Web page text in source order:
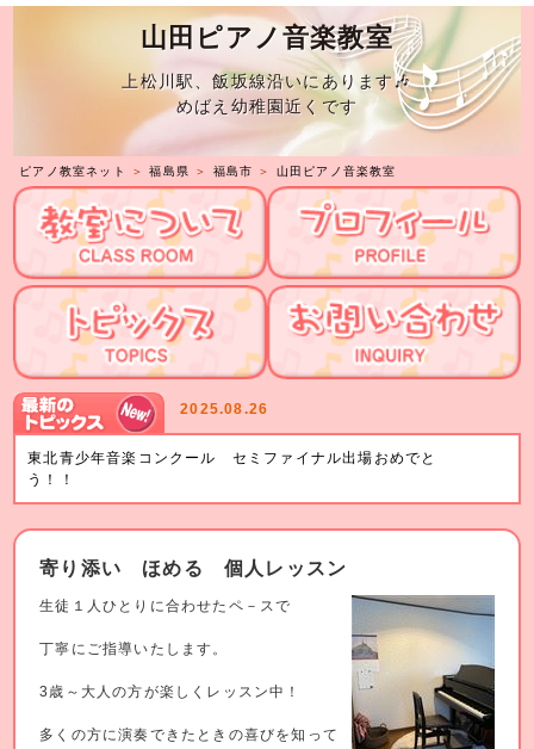
山田ピアノ音楽教室
上松川駅、飯坂線沿いにあります🎶
めばえ幼稚園近くです
ピアノ教室ネット ＞福島県 ＞ 福島市 ＞ 山田ピアノ音楽教室
2025.08.26
東北青少年音楽コンクール セミファイナル出場おめでと
う！！
寄り添い ほめる 個人レッスン
生徒１人ひとりに合わせたペ－スで
丁寧にご指導いたします。
3歳～大人の方が楽しくレッスン中！
多くの方に演奏できたときの喜びを知って